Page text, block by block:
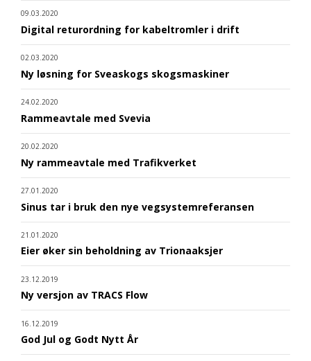
09.03.2020
Digital returordning for kabeltromler i drift
02.03.2020
Ny løsning for Sveaskogs skogsmaskiner
24.02.2020
Rammeavtale med Svevia
20.02.2020
Ny rammeavtale med Trafikverket
27.01.2020
Sinus tar i bruk den nye vegsystemreferansen
21.01.2020
Eier øker sin beholdning av Trionaaksjer
23.12.2019
Ny versjon av TRACS Flow
16.12.2019
God Jul og Godt Nytt År